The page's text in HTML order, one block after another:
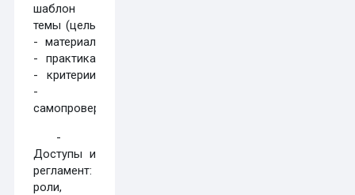
шаблон
темы (цель
- материал
- практика
- критерии
-
самопроверка).
-
Доступы и
регламент:
роли,